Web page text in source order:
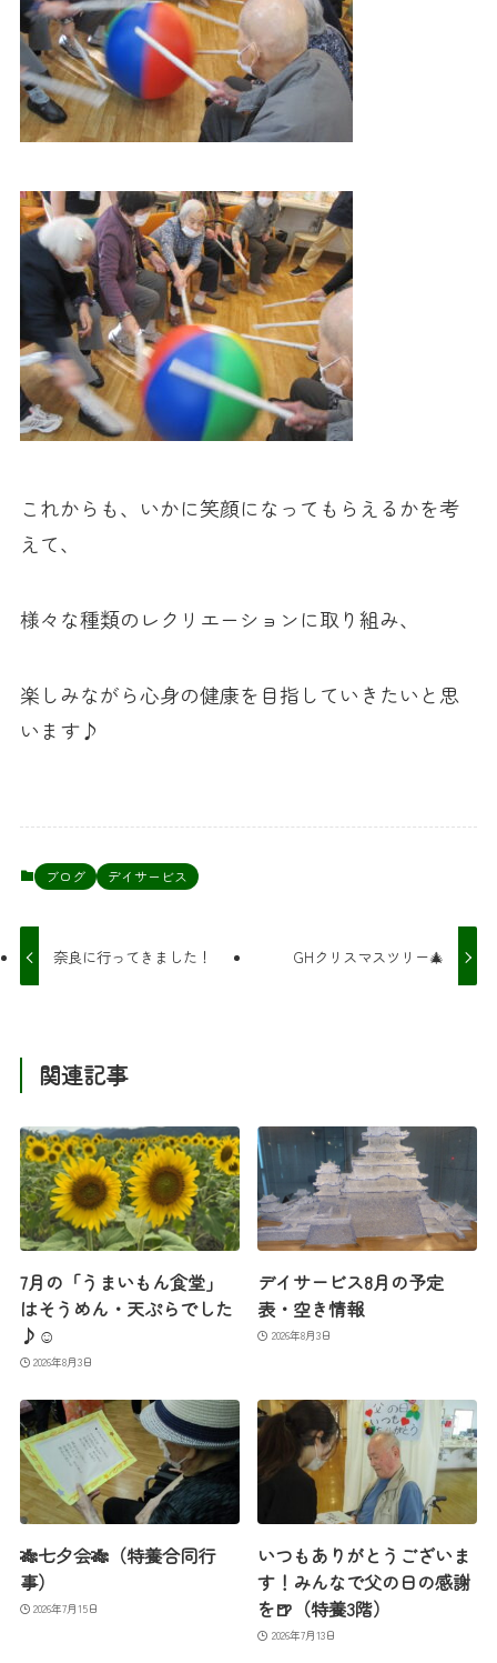
これからも、いかに笑顔になってもらえるかを考
えて、
様々な種類のレクリエーションに取り組み、
楽しみながら心身の健康を目指していきたいと思
います♪
ブログ デイサービス
奈良に行ってきました！ GHクリスマスツリー🎄
関連記事
7月の「うまいもん食堂」
はそうめん・天ぷらでした
♪☺
2026年8月3日
デイサービス8月の予定
表・空き情報
2026年8月3日
🎋七夕会🎋（特養合同行
事）
2026年7月15日
いつもありがとうございま
す！みんなで父の日の感謝
を🍺（特養3階）
2026年7月13日